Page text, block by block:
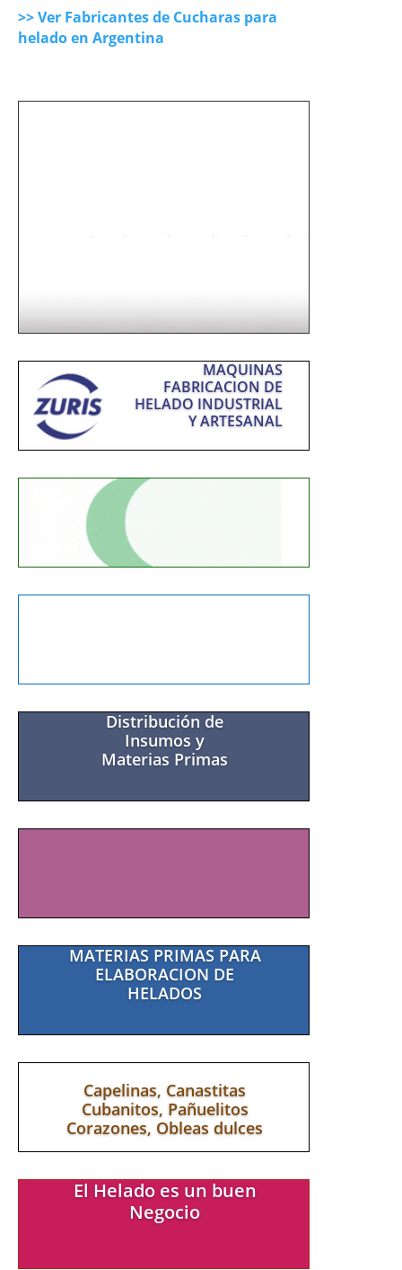
>> Ver Fabricantes de Cucharas para
helado en Argentina
MAQUINAS
FABRICACION DE
HELADO INDUSTRIAL
Y ARTESANAL
HELADO ARTESANAL
Distribución de
Insumos y
Materias Primas
ENVASES POLIPAPEL
MATERIAS PRIMAS PARA
ELABORACION DE
HELADOS
Capelinas, Canastitas
Cubanitos, Pañuelitos
Corazones, Obleas dulces
El Helado es un buen
Negocio